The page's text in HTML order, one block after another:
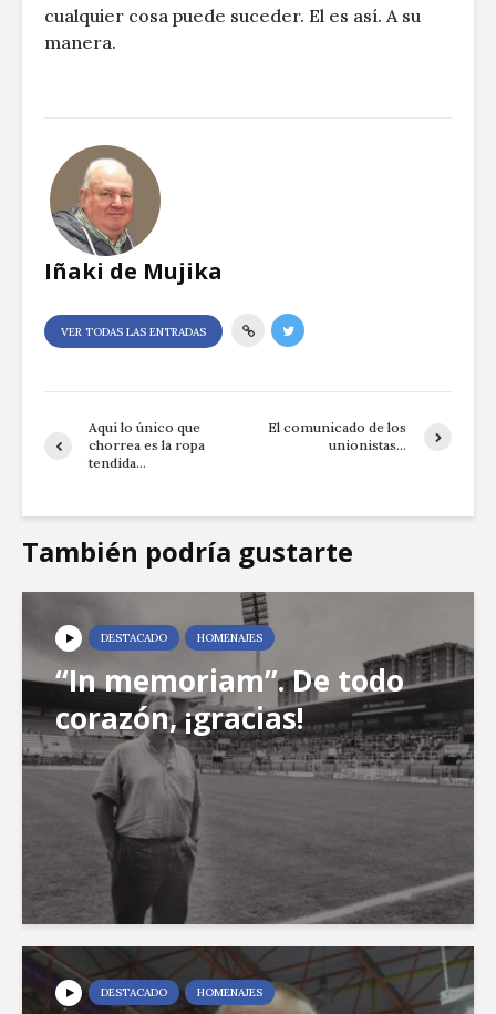
cualquier cosa puede suceder. El es así. A su
manera.
Iñaki de Mujika
VER TODAS LAS ENTRADAS
Aquí lo único que
chorrea es la ropa
tendida…
El comunicado de los
unionistas…
También podría gustarte
DESTACADO HOMENAJES
“In memoriam”. De todo
corazón, ¡gracias!
DESTACADO HOMENAJES